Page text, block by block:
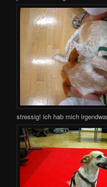
stressig! ich hab mich